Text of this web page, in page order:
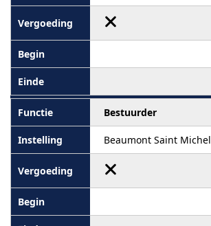
Bestuurder
Beaumont Saint Michel